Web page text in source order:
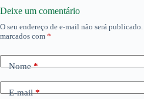
Deixe um comentário
O seu endereço de e-mail não será publicado.
marcados com *
Nome*
E-mail*